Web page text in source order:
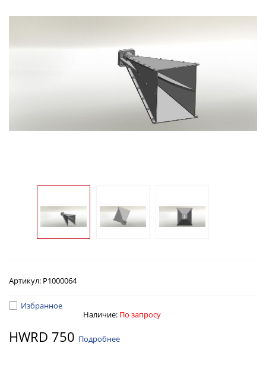
Артикул: Р1000064
Избранное
Наличие: По запросу
HWRD 750 Подробнее